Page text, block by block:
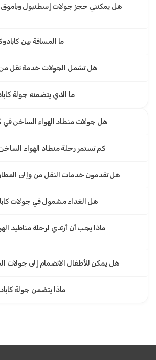
هل يمكنني حجز جولات إسطنبول وباموق
ما المسافة بين
هل تشمل الجولات خدمة نقل من
ما الذي يتضمنه جولة
هل جولات منطاد الهواء الساخن في
كم تستمر رحلة منطاد الهواء
هل تقدمون خدمات النقل من وإلى المطار
هل الغداء مشمول في جولات
ماذا يجب أن أرتدي لرحلة مناطيد
هل يمكن للأطفال الانضمام إلى جولات
ماذا يتضمن جولة